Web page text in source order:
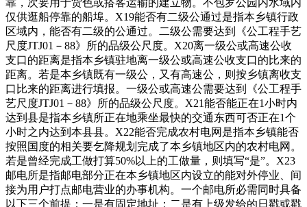
靠，次要用于货色或搭客运输的建立物。不包罗公园内水域内
仅供逛船停靠的船埠。X19能否有二级公通过是指本乡镇行政
区域内，能否有二级的公通过。二级公需要达到《公工程手艺
尺度JTJ01－88》所的品级公尺度。X20离一级公或高速公收
支口的距离是指本乡镇驻地离一级公或高速公收支口的比来的
距离。若是本乡镇既有一级公，又有高速公，则按乡镇离收支
口比来的距离进行填报。一级公或高速公需要达到《公工程手
艺尺度JTJ01－88》所的品级公尺度。X21能否能正在1小时内
达到县是指本乡镇所正在地乘坐最快的交通东西可否正在1个
小时之内达到本县县。X22能否完成农村电网是指本乡镇能否
按照国度的相关要乞降规划完成了本乡镇地区内的农村电网。
若是曾经完成工做打算50%以上的工做量，则填写“是”。X23
邮电所是指邮电部分正在本乡镇地区内设立的能对外停业、间
接为用户打点邮电营业的办事机构。一个邮电所必需同时具备
以下三个前提：一是有固定地址：二是有上级发给的日戳或戳